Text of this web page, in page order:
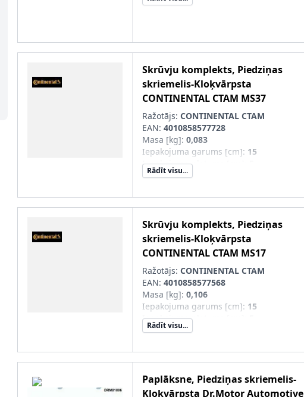
Iekšējais diametrs [mm]
Skrūvju komplekts, Piedziņas
skriemelis-Kloķvārpsta
CONTINENTAL CTAM MS37
Ražotājs: CONTINENTAL CTAM
EAN: 4010858577728
Masa [kg]: 0,083
Iepakojuma garums [cm]: 15
Iepakojuma platums [cm]
Iepakojuma augstums [cm]
Rādīt visu...
Skrūvju komplekts, Piedziņas
skriemelis-Kloķvārpsta
CONTINENTAL CTAM MS17
Ražotājs: CONTINENTAL CTAM
EAN: 4010858577568
Masa [kg]: 0,106
Iepakojuma garums [cm]: 15
Iepakojuma platums [cm]
Iepakojuma augstums [cm]
Rādīt visu...
Paplāksne, Piedziņas skriemelis-
Kloķvārpsta Dr.Motor Automotive